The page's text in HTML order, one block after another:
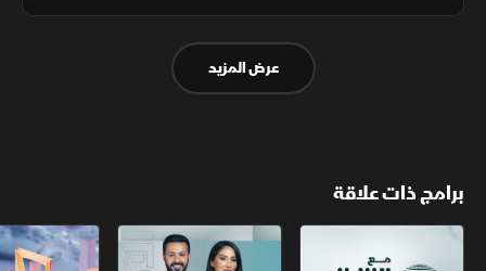
عرض المزيد
برامج ذات علاقة
مع الشرق الأوسط الخبر الآخر أخبار الشرق